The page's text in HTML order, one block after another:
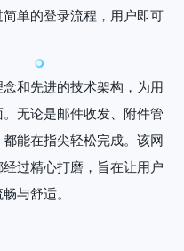
单的登录流程，用户即可
和先进的技术架构，为用
无论是邮件收发、附件管
能在指尖轻松完成。该网
过精心打磨，旨在让用户
与舒适。